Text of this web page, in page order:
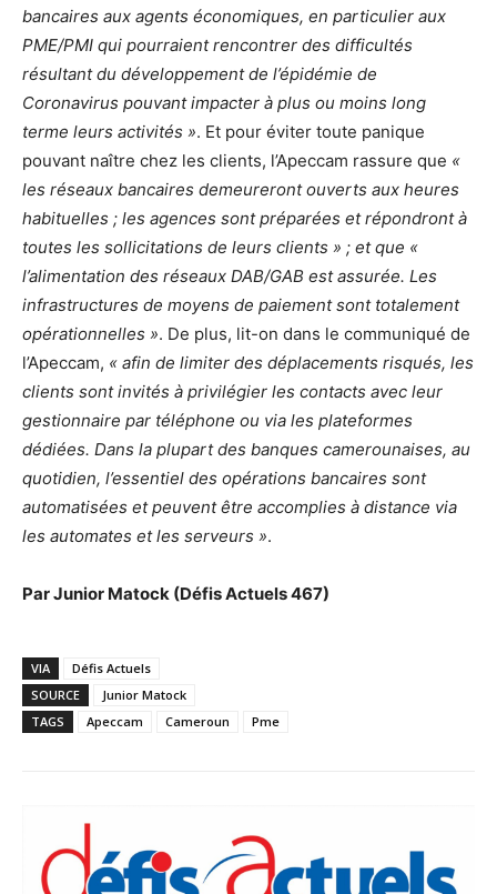
bancaires aux agents économiques, en particulier aux
PME/PMI qui pourraient rencontrer des difficultés
résultant du développement de l’épidémie de
Coronavirus pouvant impacter à plus ou moins long
terme leurs activités ». Et pour éviter toute panique
pouvant naître chez les clients, l’Apeccam rassure que «
les réseaux bancaires demeureront ouverts aux heures
habituelles ; les agences sont préparées et répondront à
toutes les sollicitations de leurs clients » ; et que «
l’alimentation des réseaux DAB/GAB est assurée. Les
infrastructures de moyens de paiement sont totalement
opérationnelles ». De plus, lit-on dans le communiqué de
l’Apeccam, « afin de limiter des déplacements risqués, les
clients sont invités à privilégier les contacts avec leur
gestionnaire par téléphone ou via les plateformes
dédiées. Dans la plupart des banques camerounaises, au
quotidien, l’essentiel des opérations bancaires sont
automatisées et peuvent être accomplies à distance via
les automates et les serveurs ».
Par Junior Matock (Défis Actuels 467)
VIA
Défis Actuels
SOURCE
Junior Matock
TAGS
Apeccam Cameroun Pme